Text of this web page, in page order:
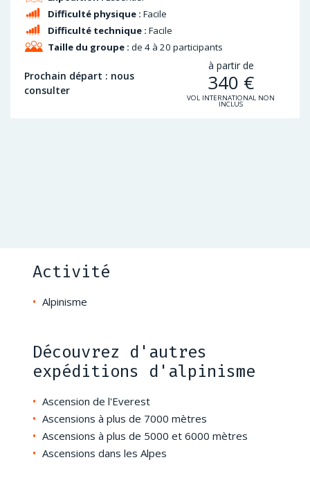
Difficulté physique : Facile
Difficulté technique : Facile
Taille du groupe : de 4 à 20 participants
Prochain départ : nous
consulter
à partir de
340 €
VOL INTERNATIONAL NON
INCLUS
Activité
Alpinisme
Découvrez d'autres
expéditions d'alpinisme
Ascension de l'Everest
Ascensions à plus de 7000 mètres
Ascensions à plus de 5000 et 6000 mètres
Ascensions dans les Alpes